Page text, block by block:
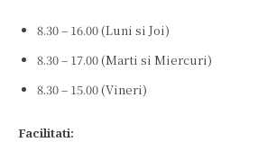
8.30 – 16.00 (Luni si Joi)
8.30 – 17.00 (Marti si Miercuri)
8.30 – 15.00 (Vineri)
Facilitati: